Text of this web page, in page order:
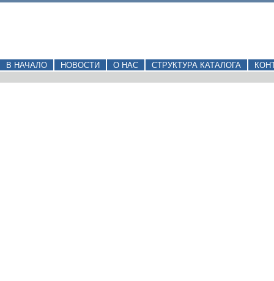
В НАЧАЛО НОВОСТИ О НАС СТРУКТУРА КАТАЛОГА